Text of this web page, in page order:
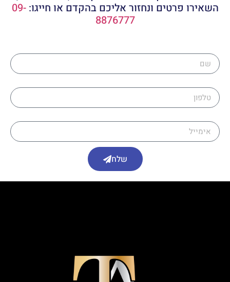
השאירו פרטים ונחזור אליכם בהקדם או חייגו:09-
8876777
שלח